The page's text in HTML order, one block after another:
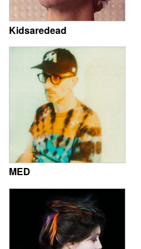
Kidsaredead
MED